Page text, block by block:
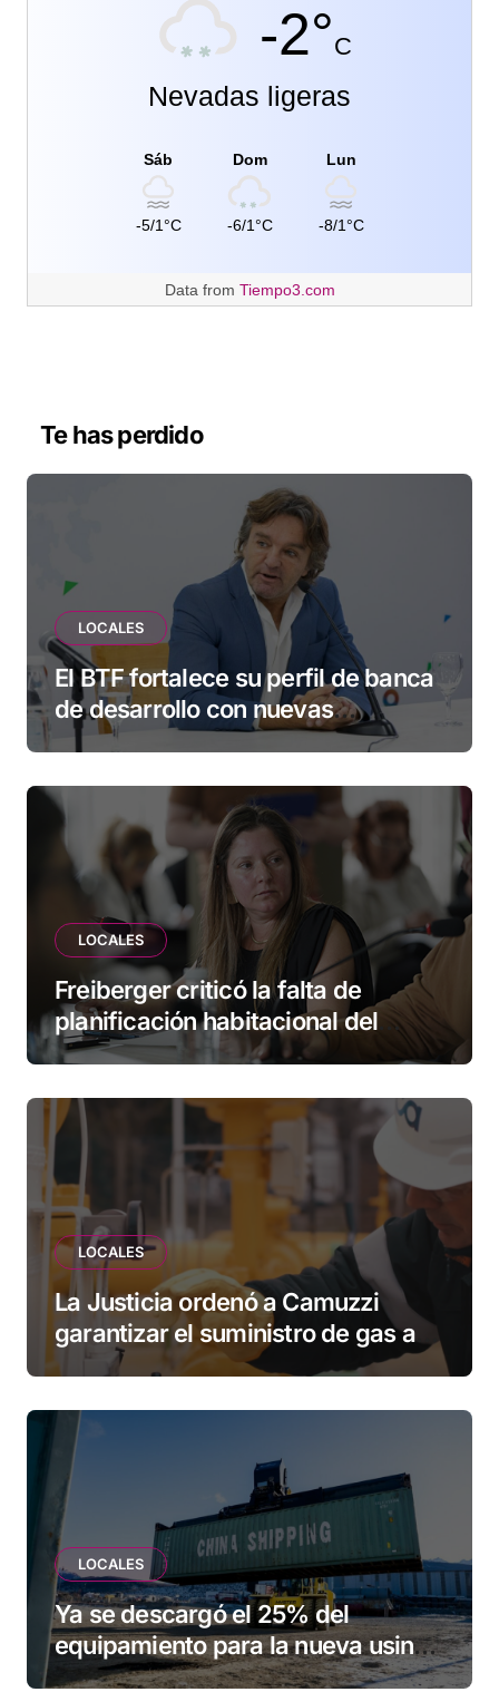
-2°C
Nevadas ligeras
Sáb
-5/1°C
Dom
-6/1°C
Lun
-8/1°C
Data from Tiempo3.com
Te has perdido
LOCALES
El BTF fortalece su perfil de banca
de desarrollo con nuevas
herramientas para familias y
LOCALES
Freiberger criticó la falta de
planificación habitacional del
Municipio: “Vuoto deja afuera a
esperando”
LOCALES
La Justicia ordenó a Camuzzi
garantizar el suministro de gas a
una familia de Tolhuin
LOCALES
Ya se descargó el 25% del
equipamiento para la nueva usina
de Ushuaia